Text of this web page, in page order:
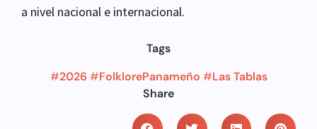
a nivel nacional e internacional.
Tags
#2026#FolklorePanameño #Las Tablas
Share